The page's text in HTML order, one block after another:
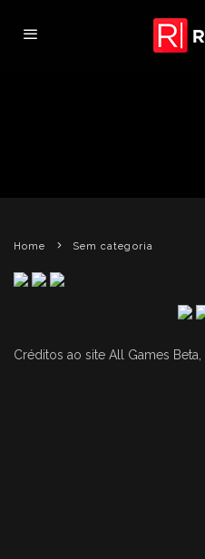
Home Sem categoria
Créditos ao site All Games Beta